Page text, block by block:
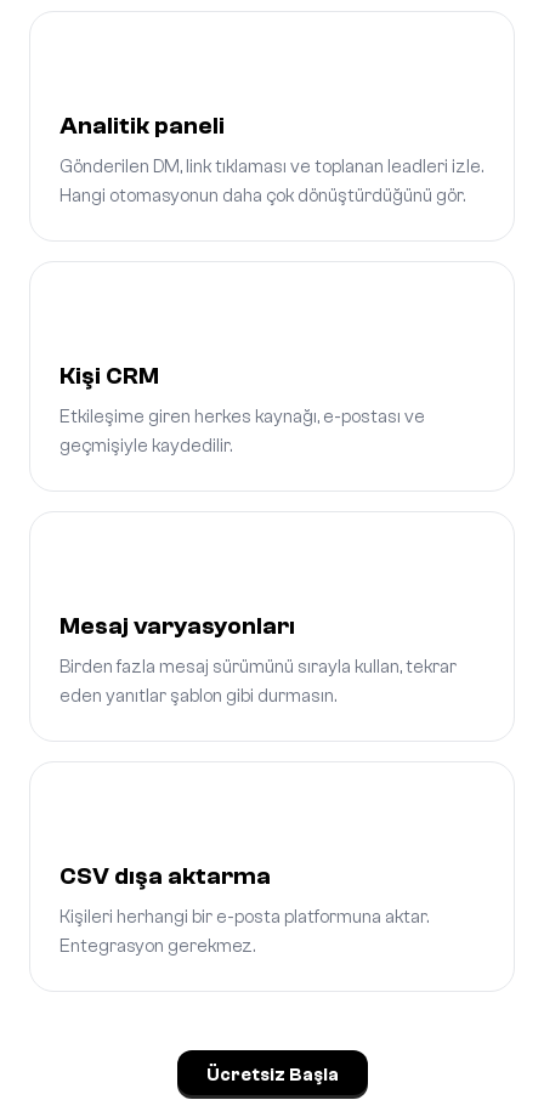
Analitik paneli
Gönderilen DM, link tıklaması ve toplanan leadleri izle.
Hangi otomasyonun daha çok dönüştürdüğünü gör.
Kişi CRM
Etkileşime giren herkes kaynağı, e-postası ve
geçmişiyle kaydedilir.
Mesaj varyasyonları
Birden fazla mesaj sürümünü sırayla kullan, tekrar
eden yanıtlar şablon gibi durmasın.
CSV dışa aktarma
Kişileri herhangi bir e-posta platformuna aktar.
Entegrasyon gerekmez.
Ücretsiz Başla